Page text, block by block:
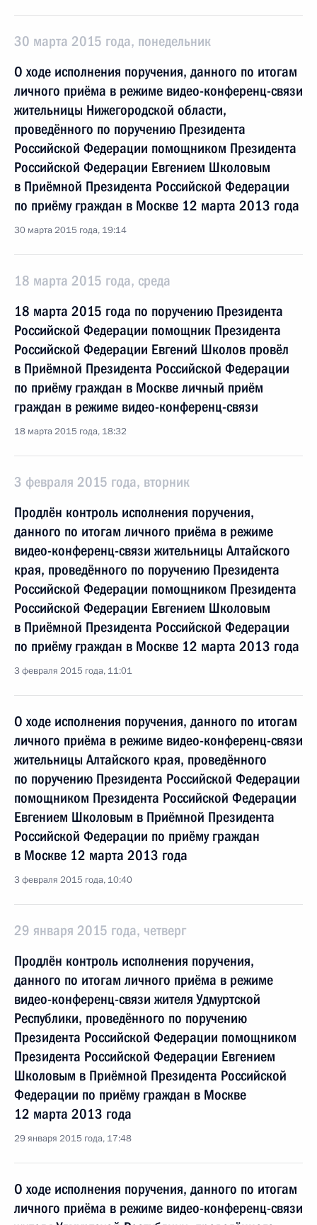
30 марта 2015 года, понедельник
О ходе исполнения поручения, данного по итогам
личного приёма в режиме видео-конференц-связи
жительницы Нижегородской области,
проведённого по поручению Президента
Российской Федерации помощником Президента
Российской Федерации Евгением Школовым
в Приёмной Президента Российской Федерации
по приёму граждан в Москве 12 марта 2013 года
30 марта 2015 года, 19:14
18 марта 2015 года, среда
18 марта 2015 года по поручению Президента
Российской Федерации помощник Президента
Российской Федерации Евгений Школов провёл
в Приёмной Президента Российской Федерации
по приёму граждан в Москве личный приём
граждан в режиме видео-конференц-связи
18 марта 2015 года, 18:32
3 февраля 2015 года, вторник
Продлён контроль исполнения поручения,
данного по итогам личного приёма в режиме
видео-конференц-связи жительницы Алтайского
края, проведённого по поручению Президента
Российской Федерации помощником Президента
Российской Федерации Евгением Школовым
в Приёмной Президента Российской Федерации
по приёму граждан в Москве 12 марта 2013 года
3 февраля 2015 года, 11:01
О ходе исполнения поручения, данного по итогам
личного приёма в режиме видео-конференц-связи
жительницы Алтайского края, проведённого
по поручению Президента Российской Федерации
помощником Президента Российской Федерации
Евгением Школовым в Приёмной Президента
Российской Федерации по приёму граждан
в Москве 12 марта 2013 года
3 февраля 2015 года, 10:40
29 января 2015 года, четверг
Продлён контроль исполнения поручения,
данного по итогам личного приёма в режиме
видео-конференц-связи жителя Удмуртской
Республики, проведённого по поручению
Президента Российской Федерации помощником
Президента Российской Федерации Евгением
Школовым в Приёмной Президента Российской
Федерации по приёму граждан в Москве
12 марта 2013 года
29 января 2015 года, 17:48
О ходе исполнения поручения, данного по итогам
личного приёма в режиме видео-конференц-связи